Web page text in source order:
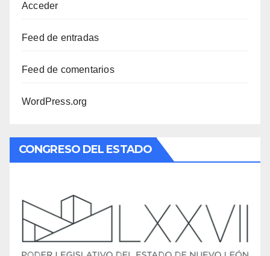
Acceder
Feed de entradas
Feed de comentarios
WordPress.org
CONGRESO DEL ESTADO